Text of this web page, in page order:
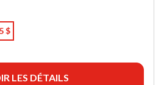
$
LES DÉTAILS